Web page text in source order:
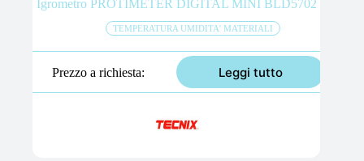
Igrometro PROTIMETER DIGITAL MINI BLD5702
TEMPERATURA UMIDITA' MATERIALI
Prezzo a richiesta Leggi tutto